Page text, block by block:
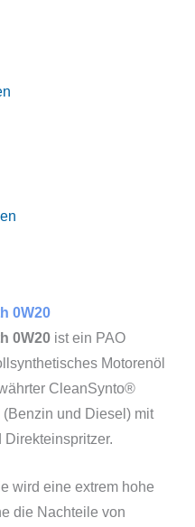
0W20
0W20 ist ein PAO
Motorenöl
CleanSynto®
und Diesel) mit
wird eine extrem hohe
die Nachteile von